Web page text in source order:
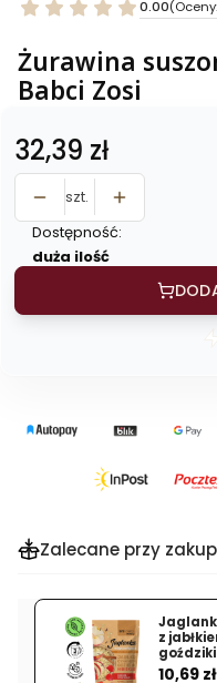
0.00
Żurawina
Babci Zosi
Cena
32,39 zł
szt.
Dostępność:
duża ilość
Zalecane przy
z
300 g
Cena
10,69 zł